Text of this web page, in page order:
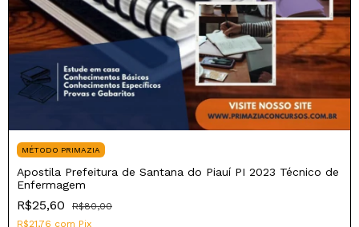
MÉTODO PRIMAZIA
Apostila Prefeitura de Santana do Piauí PI 2023 Técnico de
Enfermagem
R$25,60
R$80,00
R$21,76 com Pix